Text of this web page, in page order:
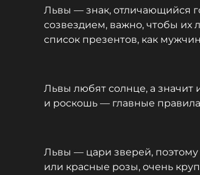
Львы — знак, отличающийся
созвездием, важно, чтобы их
список презентов, как
Львы любят солнце, а значит
и роскошь — главные
Львы — цари зверей,
или красные розы, очень